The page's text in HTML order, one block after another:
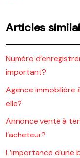
Articles
Numéro
important?
Agence immobilière
elle?
Annonce vente à
l’acheteur?
L’importance d’une